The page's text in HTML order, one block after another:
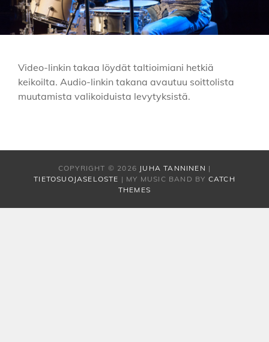
Video-linkin takaa löydät taltioimiani hetkiä
keikoilta. Audio-linkin takana avautuu soittolista
muutamista valikoiduista levytyksistä.
COPYRIGHT © 2026 JUHA TANNINEN |
TIETOSUOJASELOSTE | MY MUSIC BAND BY CATCH
THEMES